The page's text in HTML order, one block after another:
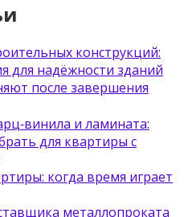
конструкций:
для надёжности зданий
после завершения
и ламината:
для квартиры с
когда время играет
металлопроката